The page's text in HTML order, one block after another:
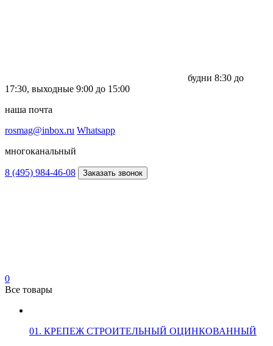
будни 8:30 до
17:30, выходные 9:00 до 15:00
наша почта
rosmag@inbox.ru Whatsapp
многоканальный
8 (495) 984-46-08 Заказать звонок
0
Все товары
01. КРЕПЕЖ СТРОИТЕЛЬНЫЙ ОЦИНКОВАННЫЙ